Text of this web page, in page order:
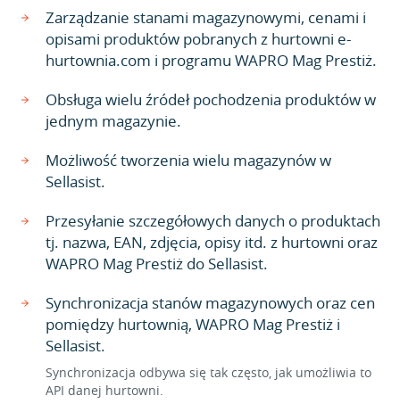
Zarządzanie stanami magazynowymi, cenami i
opisami produktów pobranych z hurtowni e-
hurtownia.com i programu WAPRO Mag Prestiż.
Obsługa wielu źródeł pochodzenia produktów w
jednym magazynie.
Możliwość tworzenia wielu magazynów w
Sellasist.
Przesyłanie szczegółowych danych o produktach
tj. nazwa, EAN, zdjęcia, opisy itd. z hurtowni oraz
WAPRO Mag Prestiż do Sellasist.
Synchronizacja stanów magazynowych oraz cen
pomiędzy hurtownią, WAPRO Mag Prestiż i
Sellasist.
Synchronizacja odbywa się tak często, jak umożliwia to
API danej hurtowni.